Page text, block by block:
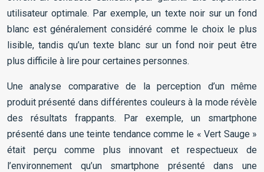
utilisateur optimale. Par exemple, un texte noir sur un fond
blanc est généralement considéré comme le choix le plus
lisible, tandis qu’un texte blanc sur un fond noir peut être
plus difficile à lire pour certaines personnes.
Une analyse comparative de la perception d’un même
produit présenté dans différentes couleurs à la mode révèle
des résultats frappants. Par exemple, un smartphone
présenté dans une teinte tendance comme le « Vert Sauge »
était perçu comme plus innovant et respectueux de
l’environnement qu’un smartphone présenté dans une